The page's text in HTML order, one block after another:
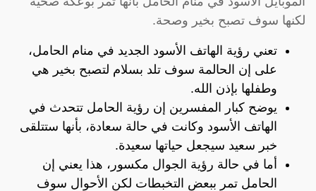
لكنها سوف تصبح بخير وصحة.
تعني رؤية الهاتف الأسود الجديد في منام الحامل،
على إن الحالمة سوف تلد بسلام لتصبح بخير هي
وطفلها بإذن الله.
يوضح كبار المفسرين إن رؤية الحامل تتحدث في
الهاتف الأسود وكانت في حالة سعادة، بأنها ستتلقى
خبر سعيد سيجعل حياتها سعيدة.
أما في حالة رؤية الجوال مكسور، هذا يعني إن
الحامل تمر ببعض التخبطات لكن الأحوال سوف